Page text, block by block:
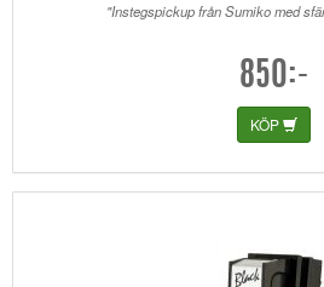
"Instegspickup från Sumiko med
850:-
KÖP